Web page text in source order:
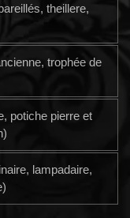
theillere,
trophée de
potiche pierre et
lampadaire,